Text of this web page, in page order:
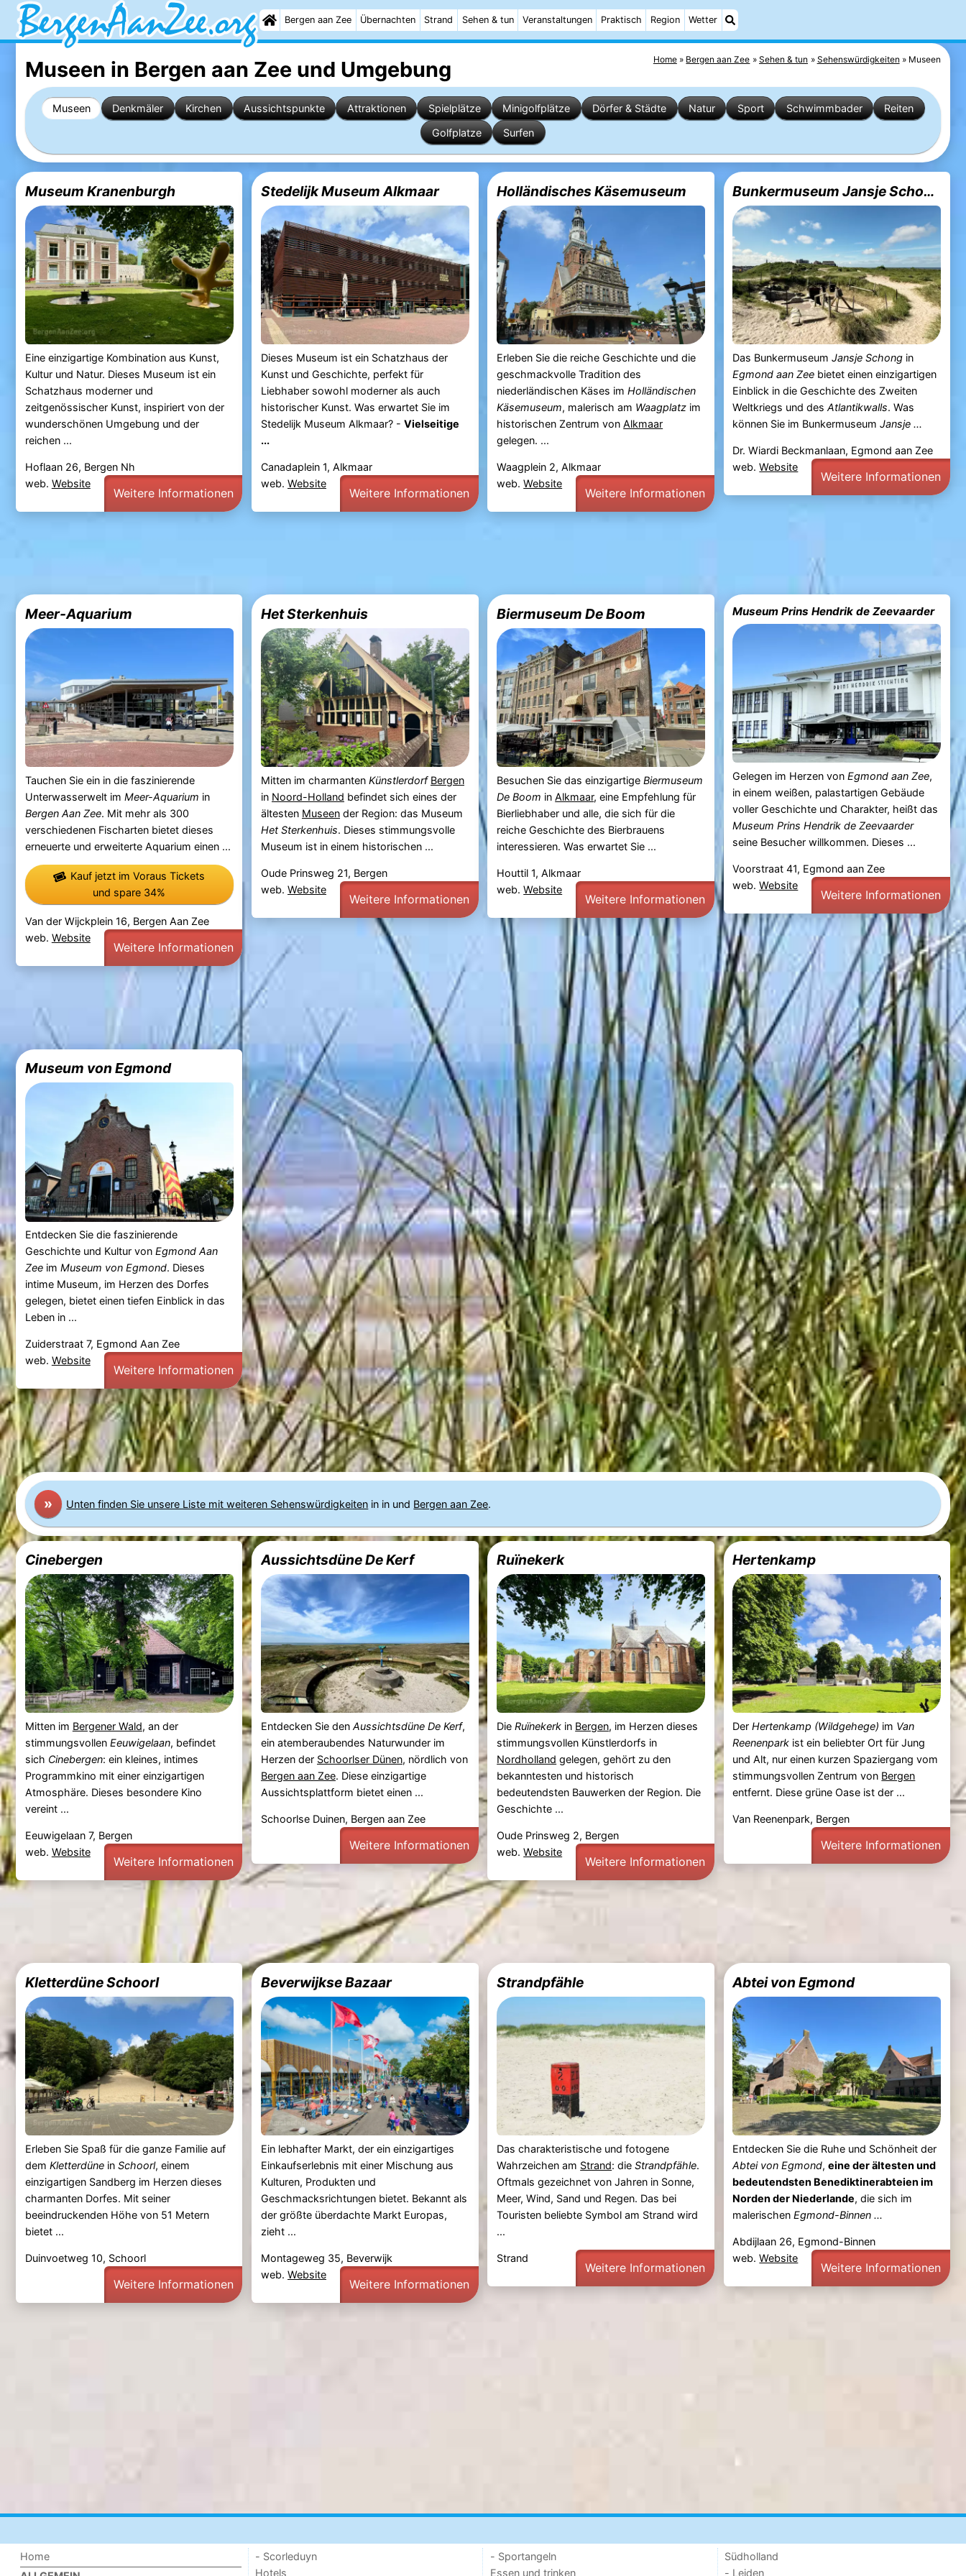
Bergen aan Zee Übernachten Strand Sehen & tun Veranstaltungen Praktisch Region Wetter
Home Bergen aan Zee Sehen & tun Sehenswürdigkeiten Museen
Museen in Bergen aan Zee und Umgebung
Museen Denkmäler Kirchen Aussichtspunkte Attraktionen Spielplätze Minigolfplätze Dörfer & Städte Natur Sport Schwimmbader
Reiten
Golfplatze
Surfen
Museum Kranenburgh
Eine einzigartige Kombination aus Kunst,
Kultur und Natur. Dieses Museum ist ein
Schatzhaus moderner und
zeitgenössischer Kunst, inspiriert von der
wunderschönen Umgebung und der
reichen ...
Hoflaan 26, Bergen Nh
web. Website
Weitere Informationen
Stedelijk Museum Alkmaar
Dieses Museum ist ein Schatzhaus der
Kunst und Geschichte, perfekt für
Liebhaber sowohl moderner als auch
historischer Kunst. Was erwartet Sie im
Stedelijk Museum Alkmaar? - Vielseitige
...
Canadaplein 1, Alkmaar
web. Website
Weitere Informationen
Holländisches Käsemuseum
Erleben Sie die reiche Geschichte und die
geschmackvolle Tradition des
niederländischen Käses imHolländischen
Käsemuseum, malerisch am Waagplatz im
historischen Zentrum vonAlkmaar
gelegen. ...
Waagplein 2, Alkmaar
web.Website
Weitere Informationen
Bunkermuseum Jansje Schong
Das BunkermuseumJansje Schong in
Egmond aan Zee bietet einen einzigartigen
Einblick in die Geschichte des Zweiten
Weltkriegs und desAtlantikwalls. Was
können Sie im BunkermuseumJansje ...
Dr. Wiardi Beckmanlaan, Egmond aan Zee
web.Website
Weitere Informationen
Meer-Aquarium
Tauchen Sie ein in die faszinierende
Unterwasserwelt im Meer-Aquarium in
Bergen Aan Zee. Mit mehr als 300
verschiedenen Fischarten bietet dieses
erneuerte und erweiterte Aquarium einen ...
Kauf jetzt im Voraus Tickets
und spare 34%
Van der Wijckplein 16, Bergen Aan Zee
web. Website
Weitere Informationen
Het Sterkenhuis
Mitten im charmanten Künstlerdorf Bergen
in Noord-Holland befindet sich eines der
ältesten Museender Region: das Museum
Het Sterkenhuis. Dieses stimmungsvolle
Museum ist in einem historischen ...
Oude Prinsweg 21, Bergen
web. Website
Weitere Informationen
Biermuseum De Boom
Besuchen Sie das einzigartigeBiermuseum
De Boom inAlkmaar, eine Empfehlung für
Bierliebhaber und alle, die sich für die
reiche Geschichte des Bierbrauens
interessieren. Was erwartet Sie ...
Houttil 1, Alkmaar
web.Website
Weitere Informationen
Museum Prins Hendrik de Zeevaarder
Gelegen im Herzen vonEgmond aan Zee,
in einem weißen, palastartigen Gebäude
voller Geschichte und Charakter, heißt das
Museum Prins Hendrik de Zeevaarder
seine Besucher willkommen. Dieses ...
Voorstraat 41, Egmond aan Zee
web.Website
Weitere Informationen
Museum von Egmond
Entdecken Sie die faszinierende
Geschichte und Kultur von Egmond Aan
Zeeim Museum von Egmond. Dieses
intime Museum, im Herzen des Dorfes
gelegen, bietet einen tiefen Einblick in das
Leben in ...
Zuiderstraat 7, Egmond Aan Zee
web. Website
Weitere Informationen
» Unten finden Sie unsere Liste mit weiteren Sehenswürdigkeiten in in und Bergen aan Zee.
Cinebergen
Mitten im Bergener Wald, an der
stimmungsvollen Eeuwigelaan, befindet
sich Cinebergen: ein kleines, intimes
Programmkino mit einer einzigartigen
Atmosphäre. Dieses besondere Kino
vereint ...
Eeuwigelaan 7, Bergen
web. Website
Weitere Informationen
Aussichtsdüne De Kerf
Entdecken Sie den Aussichtsdüne De Kerf,
ein atemberaubendes Naturwunder im
Herzen der Schoorlser Dünen, nördlich von
Bergen aan Zee. Diese einzigartige
Aussichtsplattform bietet einen ...
Schoorlse Duinen, Bergen aan Zee
Weitere Informationen
Ruïnekerk
DieRuïnekerk in Bergen, im Herzen dieses
stimmungsvollen Künstlerdorfs in
Nordholland gelegen, gehört zu den
bekanntesten und historisch
bedeutendsten Bauwerken der Region. Die
Geschichte ...
Oude Prinsweg 2, Bergen
web.Website
Weitere Informationen
Hertenkamp
DerHertenkamp (Wildgehege) im Van
Reenenpark ist ein beliebter Ort für Jung
und Alt, nur einen kurzen Spaziergang vom
stimmungsvollen Zentrum von Bergen
entfernt. Diese grüne Oase ist der ...
Van Reenenpark, Bergen
Weitere Informationen
Kletterdüne Schoorl
Erleben Sie Spaß für die ganze Familie auf
dem Kletterdünein Schoorl, einem
einzigartigen Sandberg im Herzen dieses
charmanten Dorfes. Mit seiner
beeindruckenden Höhe von 51 Metern
bietet ...
Duinvoetweg 10, Schoorl
Weitere Informationen
Beverwijkse Bazaar
Ein lebhafter Markt, der ein einzigartiges
Einkaufserlebnis mit einer Mischung aus
Kulturen, Produkten und
Geschmacksrichtungen bietet. Bekannt als
der größte überdachte Markt Europas,
zieht ...
Montageweg 35, Beverwijk
web. Website
Weitere Informationen
Strandpfähle
Das charakteristische und fotogene
Wahrzeichen am Strand: dieStrandpfähle.
Oftmals gezeichnet von Jahren in Sonne,
Meer, Wind, Sand und Regen. Das bei
Touristen beliebte Symbol am Strand wird
...
Strand
Weitere Informationen
Abtei von Egmond
Entdecken Sie die Ruhe und Schönheit der
Abtei von Egmond,eine der ältesten und
bedeutendsten Benediktinerabteien im
Norden der Niederlande, die sich im
malerischenEgmond-Binnen ...
Abdijlaan 26, Egmond-Binnen
web.Website
Weitere Informationen
Home
- Scorleduyn
Hotels
- Sportangeln
Essen und trinken
Südholland
- Leiden